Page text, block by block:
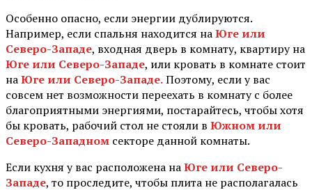
Особенно опасно, если энергии дублируются.
Например, если спальня находится наЮге или
Северо-Западе, входная дверь в комнату, квартиру на
Юге или Северо-Западе, или кровать в комнате стоит
наЮге или Северо-Западе.Поэтому, если у вас
совсем нет возможности переехать в комнату с более
благоприятными энергиями, постарайтесь, чтобы хотя
бы кровать, рабочий стол не стояли в Южном или
Северо-Западном секторе данной комнаты.
Если кухня у вас расположена наЮге или Северо-
Западе, то проследите, чтобы плита не располагалась